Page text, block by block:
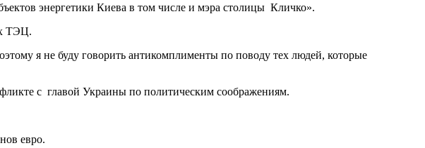
энергетики Киева в том числе и мэра столицы Кличко».
ТЭЦ.
я не буду говорить антикомплименты по поводу тех людей, которые
с главой Украины по политическим соображениям.
евро.